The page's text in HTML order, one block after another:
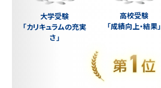
大学受験
「カリキュラムの充実
さ」
高校受験
「成績向上・結果」